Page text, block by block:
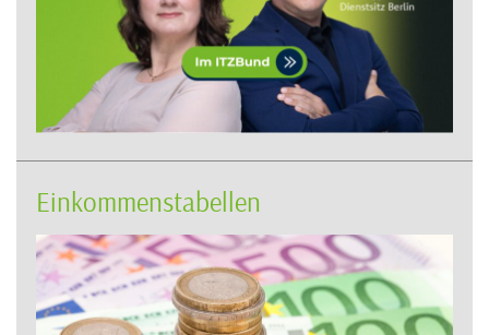
Einkommenstabellen